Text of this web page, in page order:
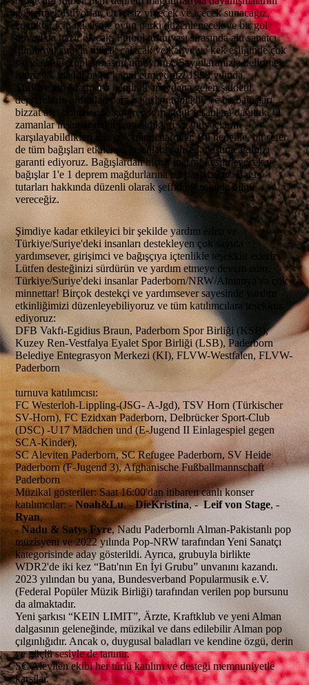
göstermek istiyorlar. Ücretsiz yiyecek ve içecek sunacağız,
çocuklar için iki şişme oyun parkı düzenlenecek ve bir gol
duvarı da hazır olacak. Futbol turnuvası sırasında altı sanatçı
gün boyu sırayla müzik çalacak ve kahve ve kek eşliğinde çok
sayıda bağış toplanmasını umuyoruz. Saygılarımızla belirtmek
isteriz ki, maddi bağış kabul etmiyoruz. 1999 yılında,
Türkiye'nin Marmaris kentinde meydana gelen şiddetli
depremlerin ardından para bağışları topladık ve bu bağışları
bizzat afet bölgelerine götürerek mağdur insanlara dağıttık. O
zamanlar insanlar nakit para aldıkları ve ihtiyaçlarını
karşılayabildikleri için çok minnettardılar. Bu nedenle, bu sefer
de tüm bağışları etkilenen insanlara şahsen ulaştıracağımızı
garanti ediyoruz. Bağışlardan hiçbir masraf kesilmeyecek ve
bağışlar 1'e 1 deprem mağdurlarına ulaştırılacaktır. Bağış
tutarları hakkında düzenli olarak şeffaf bir şekilde bilgi
vereceğiz.
Şimdiye kadar etkileyici bir şekilde yardım eden ve
Türkiye/Suriye'deki insanları destekleyen çok sayıda
yardımsever, girişimci ve bağışçıya içtenlikle teşekkür ederiz.
Lütfen desteğinizi sürdürün ve yardım etmeye devam edin.
Türkiye/Suriye'deki insanlar Paderborn/NRW/Almanya'ya çok
minnettar! Birçok destekçi ve yardımsever sayesinde yardım
etkinliğimizi düzenleyebiliyoruz ve tüm katılımcılara teşekkür
ediyoruz:
DFB Vakfı-Egidius Braun, Paderborn Spor Birliği (KSB),
Kuzey Ren-Vestfalya Eyalet Spor Birliği (LSB), Paderborn
Belediye Entegrasyon Merkezi (KI), FLVW-Westfalen, FLVW-
Paderborn
turnuva katılımcısı:
FC Westerloh-Lippling-(JSG- A-Jgd), TSV Horn (Türkischer
SV-Horn), FC Ezidxan Paderborn, Delbrücker Sport-Club
(DSC) -U17 Mädchen und (E-Jugend II Einlagespiel gegen
SCA-Kinder),
SC Aleviten Paderborn, SC Refugee Paderborn, SV Heide
Paderborn (F-Jugend 3), Afghanische Fußballmannschaft
Paderborn
Müzikal gösteriler: Saat 16:00'dan itibaren canlı konser
katılımcılar: -Noah&Lu, -DieKristina, -Leif von Stage, -
Ryan,
-Nadu & Satys Fyre, Nadu Paderbornlı Alman-Pakistanlı pop
müzisyeni ve 2022 yılında Pop-NRW tarafından Yeni Sanatçı
kategorisinde aday gösterildi. Ayrıca, grubuyla birlikte
WDR2'de iki kez “Batı'nın En İyi Grubu” unvanını kazandı.
2023 yılından bu yana, Bundesverband Popularmusik e.V.
(Federal Popüler Müzik Birliği) tarafından verilen pop bursunu
da almaktadır.
Yeni şarkısı “KEIN LIMIT”, Ärzte, Kraftklub ve yeni Alman
dalgasının geleneğinde, müzikal ve dans edilebilir Alman pop
çılgınlığıdır. Ancak o, duygusal baladları ve kendine özgü, derin
ve güçlü sesiyle de tanınır.
SC Aleviten ekibi her türlü katılım ve desteği memnuniyetle
karşılar.